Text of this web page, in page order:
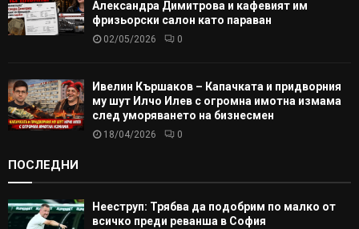
Александра Димитрова и кафевият им
фризьорски салон като параван
02/05/2026 0
Ивелин Кършаков – Капачката и придворния
му шут Илчо Илев с огромна имотна измама
след уморяването на бизнесмен
18/04/2026 0
ПОСЛЕДНИ
Нееструп: Трябва да подобрим по малко от
всичко преди реванша в София